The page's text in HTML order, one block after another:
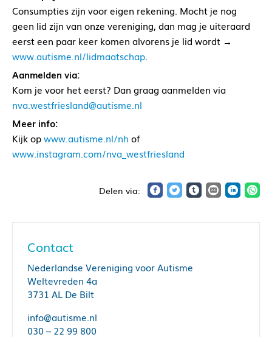
Consumpties zijn voor eigen rekening. Mocht je nog
geen lid zijn van onze vereniging, dan mag je uiteraard
eerst een paar keer komen alvorens je lid wordt →
www.autisme.nl/lidmaatschap.
Aanmelden via:
Kom je voor het eerst? Dan graag aanmelden via
nva.westfriesland@autisme.nl
Meer info:
Kijk opwww.autisme.nl/nh of
www.instagram.com/nva_westfriesland
Contact
Nederlandse Vereniging voor Autisme
Weltevreden 4a
3731 AL De Bilt
info@autisme.nl
030 – 22 99 800